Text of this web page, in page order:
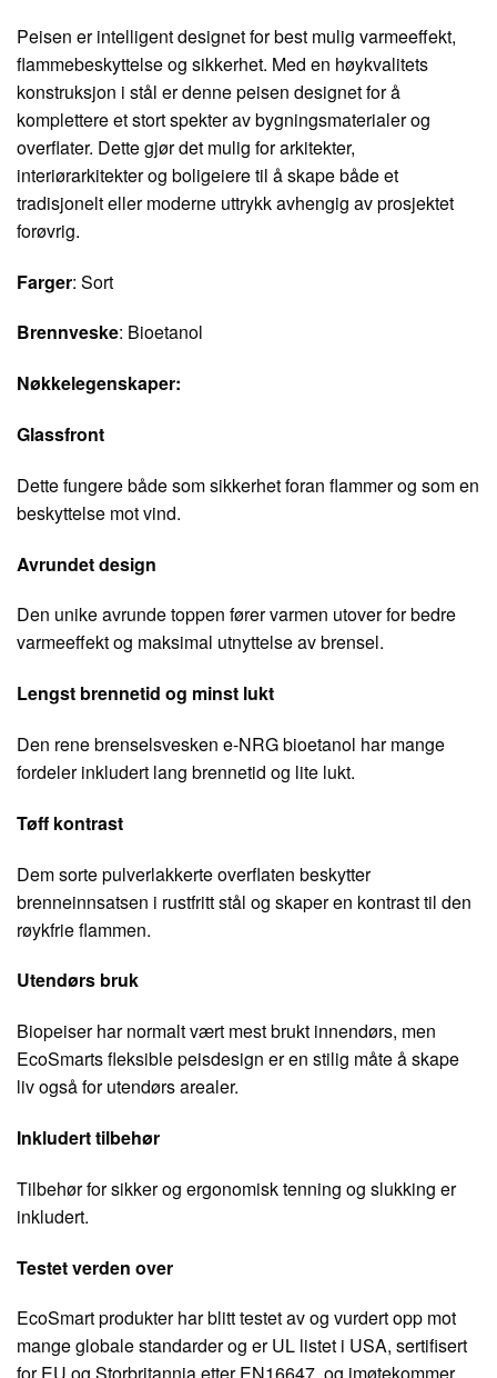
Peisen er intelligent designet for best mulig varmeeffekt,
flammebeskyttelse og sikkerhet. Med en høykvalitets
konstruksjon i stål er denne peisen designet for å
komplettere et stort spekter av bygningsmaterialer og
overflater. Dette gjør det mulig for arkitekter,
interiørarkitekter og boligeiere til å skape både et
tradisjonelt eller moderne uttrykk avhengig av prosjektet
forøvrig.
Farger: Sort
Brennveske: Bioetanol
Nøkkelegenskaper:
Glassfront
Dette fungere både som sikkerhet foran flammer og som en
beskyttelse mot vind.
Avrundet design
Den unike avrunde toppen fører varmen utover for bedre
varmeeffekt og maksimal utnyttelse av brensel.
Lengst brennetid og minst lukt
Den rene brenselsvesken e-NRG bioetanol har mange
fordeler inkludert lang brennetid og lite lukt.
Tøff kontrast
Dem sorte pulverlakkerte overflaten beskytter
brenneinnsatsen i rustfritt stål og skaper en kontrast til den
røykfrie flammen.
Utendørs bruk
Biopeiser har normalt vært mest brukt innendørs, men
EcoSmarts fleksible peisdesign er en stilig måte å skape
liv også for utendørs arealer.
Inkludert tilbehør
Tilbehør for sikker og ergonomisk tenning og slukking er
inkludert.
Testet verden over
EcoSmart produkter har blitt testet av og vurdert opp mot
mange globale standarder og er UL listet i USA, sertifisert